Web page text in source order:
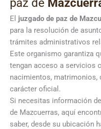
paz de
El juzgado de paz de
para la resolución de
trámites administrativos
Este organismo garantiza
tengan acceso a servicios
nacimientos, matrimonios,
carácter oficial.
Si necesitas información
de Mazcuerras, aquí
saber, desde su ubicación